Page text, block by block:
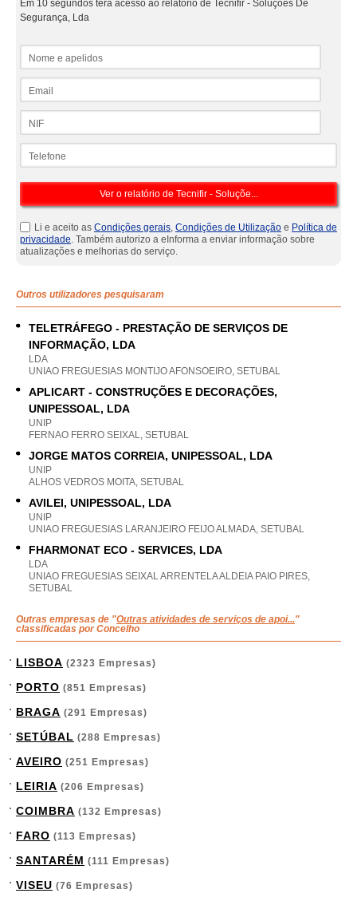
Em 10 segundos terá acesso ao relatório de Tecnifir - Soluções De
Segurança, Lda
Li e aceito as Condições gerais, Condições de Utilização e Política de
privacidade. Também autorizo a eInforma a enviar informação sobre
atualizações e melhorias do serviço.
Outros utilizadores pesquisaram
TELETRÁFEGO - PRESTAÇÃO DE SERVIÇOS DE
INFORMAÇÃO, LDA
LDA
UNIAO FREGUESIAS MONTIJO AFONSOEIRO, SETUBAL
APLICART - CONSTRUÇÕES E DECORAÇÕES,
UNIPESSOAL, LDA
UNIP
FERNAO FERRO SEIXAL, SETUBAL
JORGE MATOS CORREIA, UNIPESSOAL, LDA
UNIP
ALHOS VEDROS MOITA, SETUBAL
AVILEI, UNIPESSOAL, LDA
UNIP
UNIAO FREGUESIAS LARANJEIRO FEIJO ALMADA, SETUBAL
FHARMONAT ECO - SERVICES, LDA
LDA
UNIAO FREGUESIAS SEIXAL ARRENTELA ALDEIA PAIO PIRES,
SETUBAL
Outras empresas de "Outras atividades de serviços de apoi..."
classificadas por Concelho
LISBOA (2323 Empresas)
PORTO (851 Empresas)
BRAGA (291 Empresas)
SETÚBAL (288 Empresas)
AVEIRO (251 Empresas)
LEIRIA (206 Empresas)
COIMBRA (132 Empresas)
FARO (113 Empresas)
SANTARÉM (111 Empresas)
VISEU (76 Empresas)